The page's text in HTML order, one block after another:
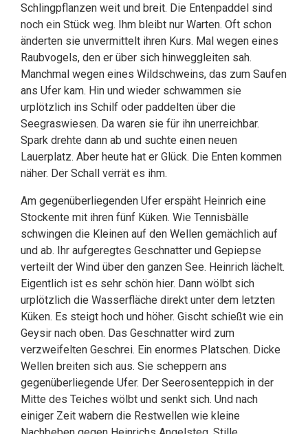
Schlingpflanzen weit und breit. Die Entenpaddel sind
noch ein Stück weg. Ihm bleibt nur Warten. Oft schon
änderten sie unvermittelt ihren Kurs. Mal wegen eines
Raubvogels, den er über sich hinweggleiten sah.
Manchmal wegen eines Wildschweins, das zum Saufen
ans Ufer kam. Hin und wieder schwammen sie
urplötzlich ins Schilf oder paddelten über die
Seegraswiesen. Da waren sie für ihn unerreichbar.
Spark drehte dann ab und suchte einen neuen
Lauerplatz. Aber heute hat er Glück. Die Enten kommen
näher. Der Schall verrät es ihm.
Am gegenüberliegenden Ufer erspäht Heinrich eine
Stockente mit ihren fünf Küken. Wie Tennisbälle
schwingen die Kleinen auf den Wellen gemächlich auf
und ab. Ihr aufgeregtes Geschnatter und Gepiepse
verteilt der Wind über den ganzen See. Heinrich lächelt.
Eigentlich ist es sehr schön hier. Dann wölbt sich
urplötzlich die Wasserfläche direkt unter dem letzten
Küken. Es steigt hoch und höher. Gischt schießt wie ein
Geysir nach oben. Das Geschnatter wird zum
verzweifelten Geschrei. Ein enormes Platschen. Dicke
Wellen breiten sich aus. Sie scheppern ans
gegenüberliegende Ufer. Der Seerosenteppich in der
Mitte des Teiches wölbt und senkt sich. Und nach
einiger Zeit wabern die Restwellen wie kleine